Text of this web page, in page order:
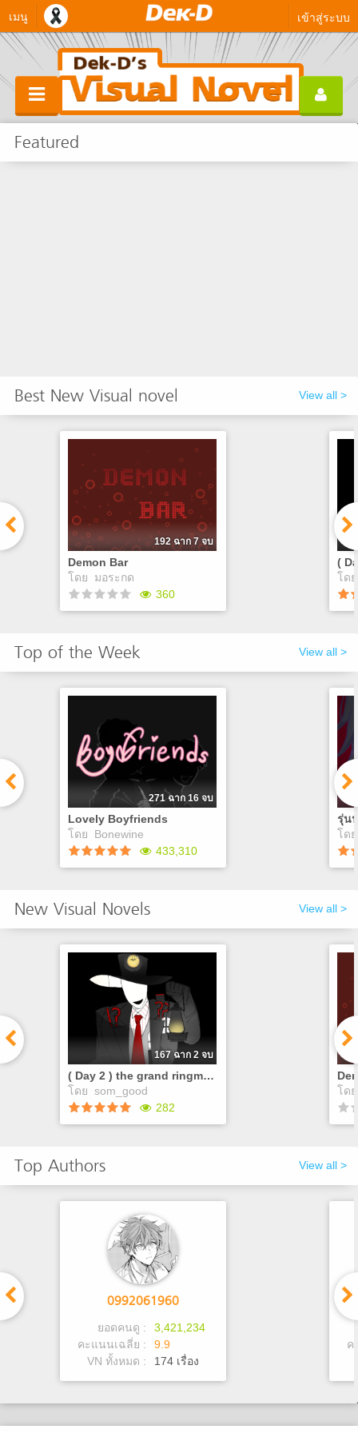
เมนู เข้าสู่ระบบ
Featured
Best New Visual novel View all >
Demon Bar
โดย
มอระกด
192 ฉาก 7 จบ
360
คุณที่กำลังว่างงานอยู่ก็
จึงตัดสินใจสมัครไปและเมื่อ
แปลกๆ…
Play
โด
คุณ
หล
ไม่
Top of the Week View all >
Lovely Boyfriends
โดย
Bonewine
271 ฉาก 16 จบ
433,310
คุณเป็นคนธรรมดาที่
เหมือนว่าจะมีลูกค้า3คนที่
ต้องการความรักจากคุณ ความ
รักนั้นจะทำให้คุณมาถึงกับ
จุดจบของชีวิตหรือไม่( เกมไม่มี
Good Ending มีแต่คุณรอด
หรือไม่รอด ) เต้ 5 ฉากจบ เนส
6 ฉากจบ มาร์ค 5 ฉากจบ
Play
รุ่น
โด
สน
ว่
New Visual Novels View all >
( Day 2 ) the grand ringmaster's playhouse
โดย som_good
167 ฉาก 2 จบ
282
ringmaster's playhouse
คุณก็ได้ไปพบเจอเหตุการณ์
หลายอย่างสารพัดจนแทบจะ
ไม่ใช่โรงละครทั่วไป...
Play
โด
Top Authors View all >
0992061960
ยอดคนดู :
3,421,234
คะแนนเฉลี่ย :
9.9
VN ทั้งหมด :
174 เรื่อง
ค